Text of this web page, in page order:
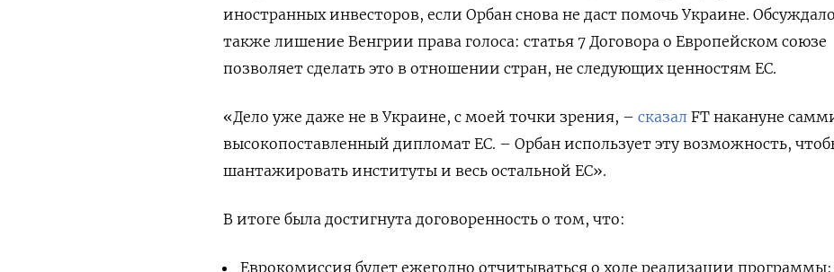
иностранных инвесторов, если Орбан снова не даст помочь Украине.
также лишение Венгрии права голоса: статья 7 Договора о Европейском союзе
позволяет сделать это в отношении стран, не следующих ценностям ЕС.
«Дело уже даже не в Украине, с моей точки зрения, – сказал FT накануне
высокопоставленный дипломат ЕС. – Орбан использует эту возможность,
шантажировать институты и весь остальной ЕС».
В итоге была достигнута договоренность о том, что:
Еврокомиссия будет ежегодно отчитываться о ходе реализации программы;